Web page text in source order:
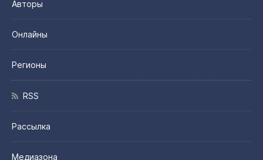
Авторы
Онлайны
Регионы
RSS
Рассылка
Медиазона